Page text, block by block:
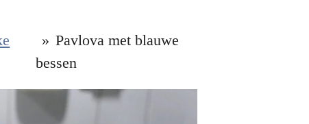
» Pavlova met blauwe
bessen